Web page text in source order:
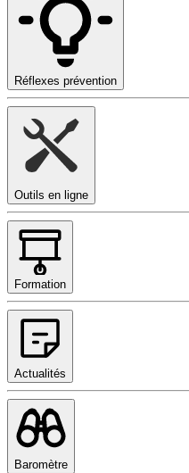
Réflexes prévention
Outils en ligne
Formation
Actualités
Baromètre